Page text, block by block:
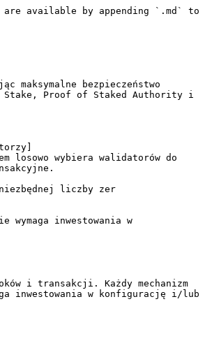
available by appending `.md` to
maksymalne bezpieczeństwo
Stake, Proof of Staked Authority i
losowo wybiera walidatorów do
niezbędnej liczby zer
wymaga inwestowania w
i transakcji. Każdy mechanizm
inwestowania w konfigurację i/lub